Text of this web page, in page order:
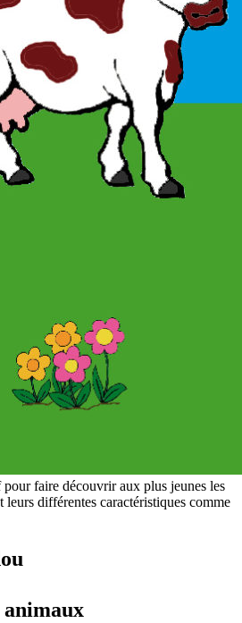
faire découvrir aux plus jeunes les
leurs différentes caractéristiques comme